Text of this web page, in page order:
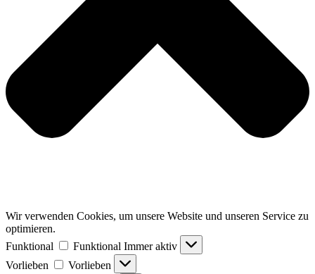
Wir verwenden Cookies, um unsere Website und unseren Service zu
optimieren.
Funktional
Funktional Immer aktiv
Vorlieben
Vorlieben